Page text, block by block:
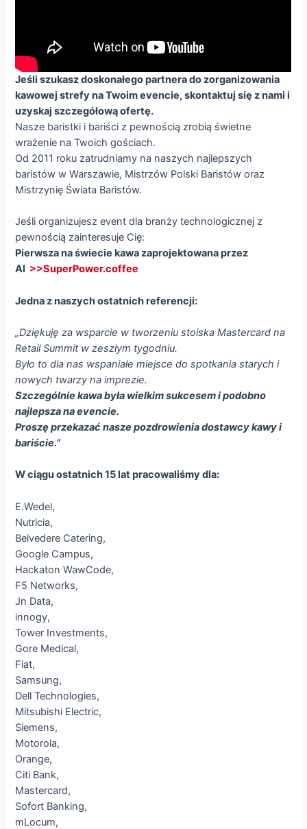
Jeśli szukasz doskonałego partnera do zorganizowania
kawowej strefy na Twoim evencie, skontaktuj się z nami i
uzyskaj szczegółową ofertę.
Nasze baristki i bariści z pewnością zrobią świetne
wrażenie na Twoich gościach.
Od 2011 roku zatrudniamy na naszych najlepszych
baristów w Warszawie, Mistrzów Polski Baristów oraz
Mistrzynię Świata Baristów.
Jeśli organizujesz event dla branży technologicznej z
pewnością zainteresuje Cię:
Pierwsza na świecie kawa zaprojektowana przez
AI >>SuperPower.coffee
Jedna z naszych ostatnich referencji:
„Dziękuję za wsparcie w tworzeniu stoiska Mastercard na
Retail Summit w zeszłym tygodniu.
Było to dla nas wspaniałe miejsce do spotkania starych i
nowych twarzy na imprezie.
Szczególnie kawa była wielkim sukcesem i podobno
najlepsza na evencie.
Proszę przekazać nasze pozdrowienia dostawcy kawy i
bariście.”
W ciągu ostatnich 15 lat pracowaliśmy dla:
E.Wedel,
Nutricia,
Belvedere Catering,
Google Campus,
Hackaton WawCode,
F5 Networks,
Jn Data,
innogy,
Tower Investments,
Gore Medical,
Fiat,
Samsung,
Dell Technologies,
Mitsubishi Electric,
Siemens,
Motorola,
Orange,
Citi Bank,
Mastercard,
Sofort Banking,
mLocum,